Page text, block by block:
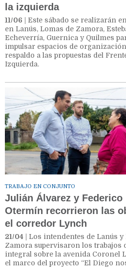
la izquierda
11/06 | Este sábado se realizarán
en Lanús, Lomas de Zamora,
Echeverría, Guernica y Quilmes
impulsar espacios de
respaldo a las propuestas del
Izquierda.
TRABAJO EN CONJUNTO
Julián Álvarez y Federico
Otermín recorrieron las
el corredor Lynch
21/04 | Los intendentes de Lanús y
Zamora supervisaron los trabajos
integral sobre la avenida Coronel
el marco del proyecto “El Diego